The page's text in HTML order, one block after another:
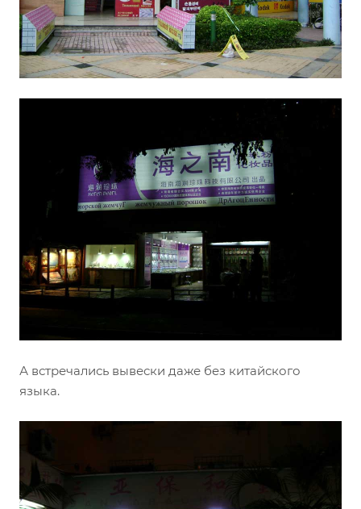
А встречались вывески даже без китайского
языка.